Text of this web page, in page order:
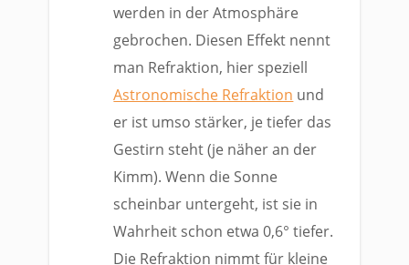
werden in der Atmosphäre
gebrochen. Diesen Effekt nennt
man Refraktion, hier speziell
Astronomische Refraktion und
er ist umso stärker, je tiefer das
Gestirn steht (je näher an der
Kimm). Wenn die Sonne
scheinbar untergeht, ist sie in
Wahrheit schon etwa 0,6° tiefer.
Die Refraktion nimmt für kleine